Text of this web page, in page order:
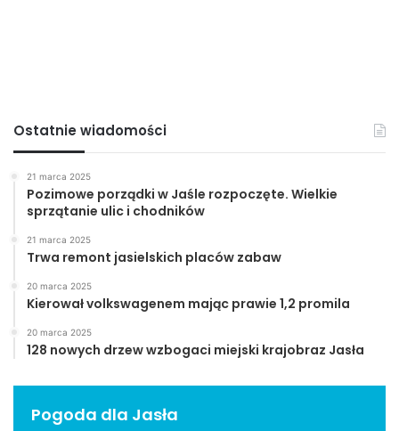
Ostatnie wiadomości
21 marca 2025
Pozimowe porządki w Jaśle rozpoczęte. Wielkie
sprzątanie ulic i chodników
21 marca 2025
Trwa remont jasielskich placów zabaw
20 marca 2025
Kierował volkswagenem mając prawie 1,2 promila
20 marca 2025
128 nowych drzew wzbogaci miejski krajobraz Jasła
Pogoda dla Jasła